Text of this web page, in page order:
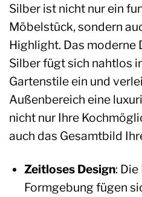
Silber ist nicht nur ein
Möbelstück, sondern
Highlight. Das moderne
Silber fügt sich nahtlos
Gartenstile ein und
Außenbereich eine
nicht nur Ihre
auch das Gesamtbild
Zeitloses Design:
Formgebung fügen